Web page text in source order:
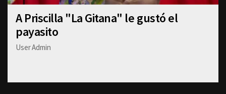
A Priscilla "La Gitana" le gustó el
payasito
User Admin